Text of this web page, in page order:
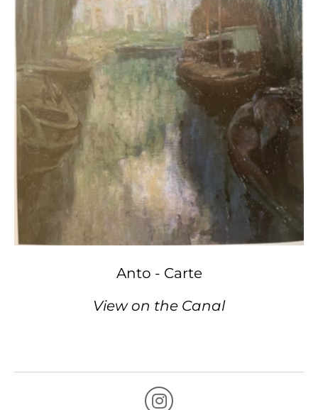
Anto - Carte
View on the Canal